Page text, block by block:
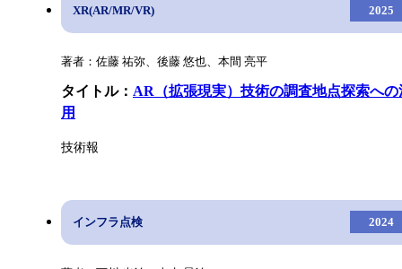
XR(AR/MR/VR) 2025
著者：佐藤 祐弥、後藤 悠也、本間 亮平
タイトル： AR（拡張現実）技術の調査地点探索への
用
技術報
インフラ点検 2024